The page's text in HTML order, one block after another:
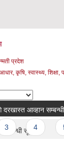
प्रदेश
कृषि, स्वास्थ्य, शिक्षा,
आव्हान सम्बन्धी सूचना
4
सम्बन्धी सूचना।